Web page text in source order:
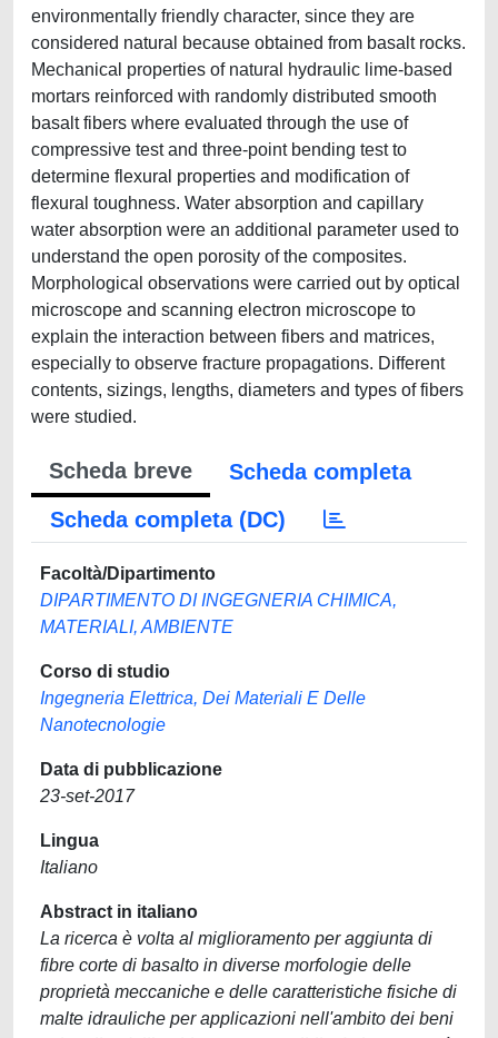
environmentally friendly character, since they are
considered natural because obtained from basalt rocks.
Mechanical properties of natural hydraulic lime-based
mortars reinforced with randomly distributed smooth
basalt fibers where evaluated through the use of
compressive test and three-point bending test to
determine flexural properties and modification of
flexural toughness. Water absorption and capillary
water absorption were an additional parameter used to
understand the open porosity of the composites.
Morphological observations were carried out by optical
microscope and scanning electron microscope to
explain the interaction between fibers and matrices,
especially to observe fracture propagations. Different
contents, sizings, lengths, diameters and types of fibers
were studied.
Scheda breve
Scheda completa
Scheda completa (DC)
Facoltà/Dipartimento
DIPARTIMENTO DI INGEGNERIA CHIMICA,
MATERIALI, AMBIENTE
Corso di studio
Ingegneria Elettrica, Dei Materiali E Delle
Nanotecnologie
Data di pubblicazione
23-set-2017
Lingua
Italiano
Abstract in italiano
La ricerca è volta al miglioramento per aggiunta di
fibre corte di basalto in diverse morfologie delle
proprietà meccaniche e delle caratteristiche fisiche di
malte idrauliche per applicazioni nell'ambito dei beni